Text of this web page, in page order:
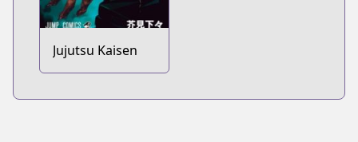
Jujutsu Kaisen